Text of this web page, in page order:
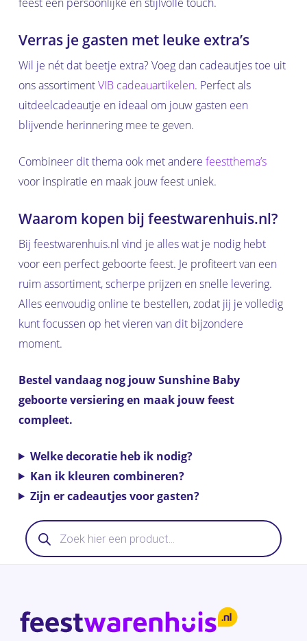
Geen producten in de
winkelwagen.
Go to shop
Verras je gasten met leuke extra’s
Wil je nét dat beetje extra? Voeg dan cadeautjes toe uit
ons assortimentVIB cadeauartikelen. Perfect als
uitdeelcadeautje en ideaal om jouw gasten een
blijvende herinnering mee te geven.
Combineer dit thema ook met andere feestthema’s
voor inspiratie en maak jouw feest uniek.
Waarom kopen bij feestwarenhuis.nl?
Bij feestwarenhuis.nl vind je alles wat je nodig hebt
voor een perfect geboorte feest. Je profiteert van een
ruim assortiment, scherpe prijzen en snelle levering.
Alles eenvoudig online te bestellen, zodat jij je volledig
kunt focussen op het vieren van dit bijzondere
moment.
Bestel vandaag nog jouw Sunshine Baby
geboorte versiering en maak jouw feest
compleet.
Welke decoratie heb ik nodig?
Kan ik kleuren combineren?
Zijn er cadeautjes voor gasten?
Producten
zoeken